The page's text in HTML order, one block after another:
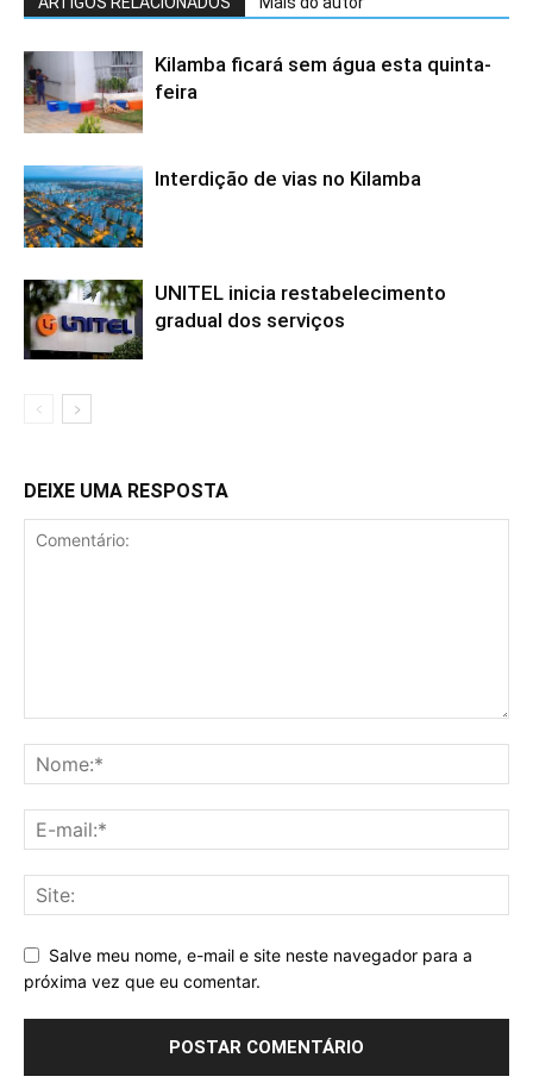
Kilamba ficará sem água esta quinta-
feira
Interdição de vias no Kilamba
UNITEL inicia restabelecimento
gradual dos serviços
DEIXE UMA RESPOSTA
Salve meu nome, e-mail e site neste navegador para a
próxima vez que eu comentar.